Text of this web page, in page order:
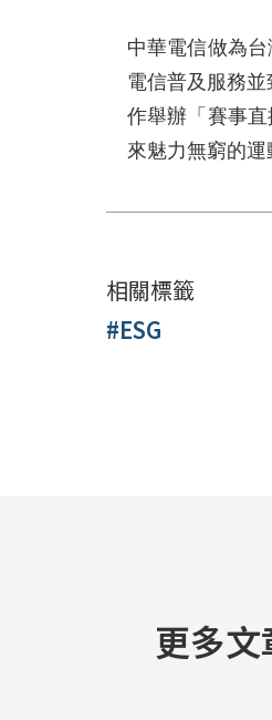
中華電信做為
電信普及服務
作舉辦「賽事
來魅力無窮的運
相關標籤
#ESG
更多文